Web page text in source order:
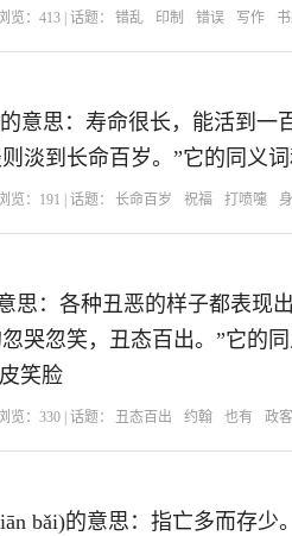
览： 413 | 话题： 错乱 印制 错误 写作
意思：寿命很长，能活到
则淡到长命百岁。”它的同义
览： 191 | 话题： 长命百岁 祝福 打喷嚏
思：各种丑恶的样子都表现
哭忽笑，丑态百出。”它的
笑脸
览： 330 | 话题： 丑态百出 约翰 也有 政客
bǎi)的意思：指亡多而存